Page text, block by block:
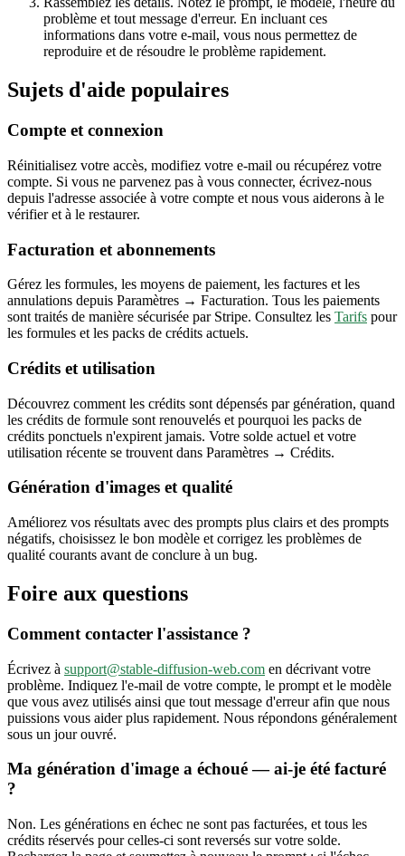
problème et tout message d'erreur. En incluant ces
informations dans votre e-mail, vous nous permettez de
reproduire et de résoudre le problème rapidement.
Sujets d'aide populaires
Compte et connexion
Réinitialisez votre accès, modifiez votre e-mail ou récupérez votre
compte. Si vous ne parvenez pas à vous connecter, écrivez-nous
depuis l'adresse associée à votre compte et nous vous aiderons à le
vérifier et à le restaurer.
Facturation et abonnements
Gérez les formules, les moyens de paiement, les factures et les
annulations depuis Paramètres → Facturation. Tous les paiements
sont traités de manière sécurisée par Stripe. Consultez les Tarifs pour
les formules et les packs de crédits actuels.
Crédits et utilisation
Découvrez comment les crédits sont dépensés par génération, quand
les crédits de formule sont renouvelés et pourquoi les packs de
crédits ponctuels n'expirent jamais. Votre solde actuel et votre
utilisation récente se trouvent dans Paramètres → Crédits.
Génération d'images et qualité
Améliorez vos résultats avec des prompts plus clairs et des prompts
négatifs, choisissez le bon modèle et corrigez les problèmes de
qualité courants avant de conclure à un bug.
Foire aux questions
Comment contacter l'assistance ?
Écrivez à support@stable-diffusion-web.com en décrivant votre
problème. Indiquez l'e-mail de votre compte, le prompt et le modèle
que vous avez utilisés ainsi que tout message d'erreur afin que nous
puissions vous aider plus rapidement. Nous répondons généralement
sous un jour ouvré.
Ma génération d'image a échoué — ai-je été facturé
?
Non. Les générations en échec ne sont pas facturées, et tous les
crédits réservés pour celles-ci sont reversés sur votre solde.